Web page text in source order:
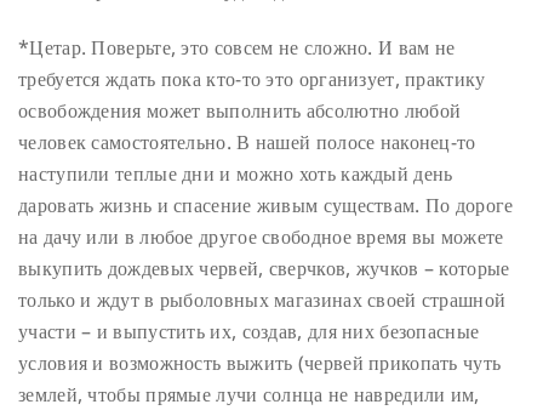
*Цетар. Поверьте, это совсем не сложно. И вам не
требуется ждать пока кто-то это организует, практику
освобождения может выполнить абсолютно любой
человек самостоятельно. В нашей полосе наконец-то
наступили теплые дни и можно хоть каждый день
даровать жизнь и спасение живым существам. По дороге
на дачу или в любое другое свободное время вы можете
выкупить дождевых червей, сверчков, жучков – которые
только и ждут в рыболовных магазинах своей страшной
участи – и выпустить их, создав, для них безопасные
условия и возможность выжить (червей прикопать чуть
землей, чтобы прямые лучи солнца не навредили им,